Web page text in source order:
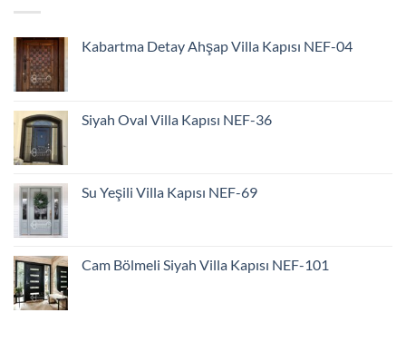
Kabartma Detay Ahşap Villa Kapısı NEF-04
Siyah Oval Villa Kapısı NEF-36
Su Yeşili Villa Kapısı NEF-69
Cam Bölmeli Siyah Villa Kapısı NEF-101